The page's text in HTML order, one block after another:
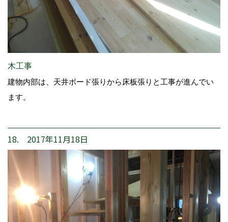
木工事
建物内部は、天井ボード張りから床板張りと工事が進んでい
ます。
18. 2017年11月18日